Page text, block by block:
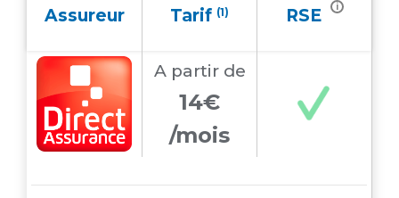
Assureur Tarif (1) RSE i
A partir de
14€
/mois